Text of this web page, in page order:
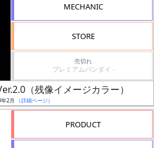
MECHANIC
STORE
売切れ
プレミアムバンダイ -
（残像イメージカラー）
2月 （詳細ページ）
PRODUCT